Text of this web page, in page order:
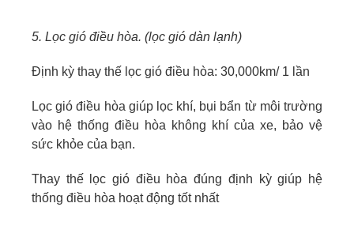
5. Lọc gió điều hòa. (lọc gió dàn lạnh)
Định kỳ thay thế lọc gió điều hòa: 30,000km/ 1 lần
Lọc gió điều hòa giúp lọc khí, bụi bẩn từ môi trường
vào hệ thống điều hòa không khí của xe, bảo vệ
sức khỏe của bạn.
Thay thế lọc gió điều hòa đúng định kỳ giúp hệ
thống điều hòa hoạt động tốt nhất